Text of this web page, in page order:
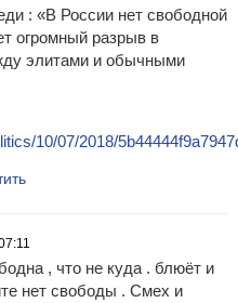
: «В России нет свободной
огромный разрыв в
элитами и обычными
10/07/2018/
, что не куда . блюёт и
нет свободы . Смех и